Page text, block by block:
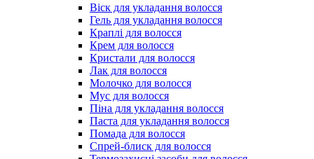
Віск для укладання волосся
Гель для укладання волосся
Краплі для волосся
Крем для волосся
Кристали для волосся
Лак для волосся
Молочко для волосся
Мус для волосся
Піна для укладання волосся
Паста для укладання волосся
Помада для волосся
Спрей-блиск для волосся